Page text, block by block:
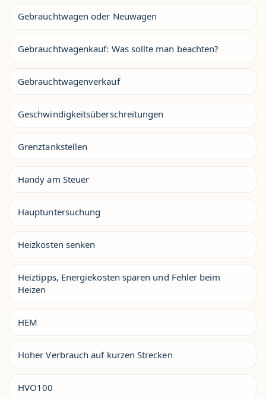
Gebrauchtwagen oder Neuwagen
Gebrauchtwagenkauf: Was sollte man beachten?
Gebrauchtwagenverkauf
Geschwindigkeitsüberschreitungen
Grenztankstellen
Handy am Steuer
Hauptuntersuchung
Heizkosten senken
Heiztipps, Energiekosten sparen und Fehler beim
Heizen
HEM
Hoher Verbrauch auf kurzen Strecken
HVO100